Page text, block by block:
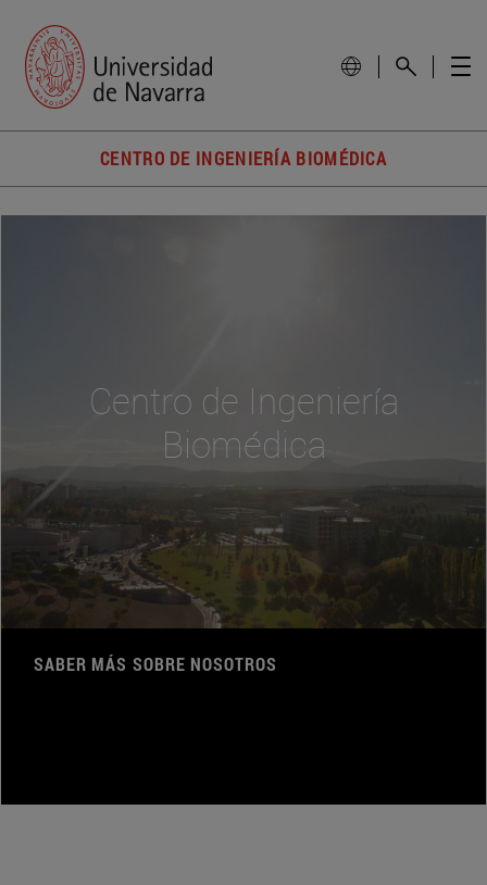
CENTRO DE INGENIERÍA BIOMÉDICA
Centro de Ingeniería
Biomédica
SABER MÁS SOBRE NOSOTROS